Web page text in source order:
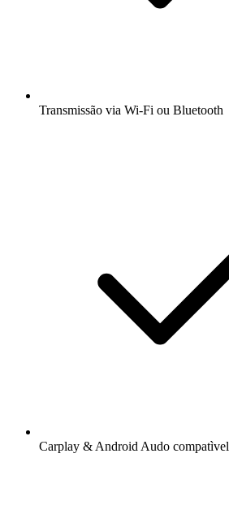
Transmissão via Wi-Fi ou Bluetooth
Carplay & Android Audo compatìvel